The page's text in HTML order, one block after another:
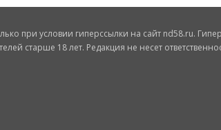
при условии гиперссылки на сайт nd58.ru.
старше 18 лет. Редакция не несет